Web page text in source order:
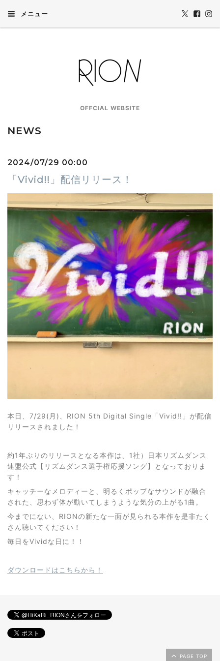
メニュー
OFFCIAL WEBSITE
NEWS
2024/07/29 00:00
「Vivid!!」配信リリース！
本日、7/29(月)、RION 5th Digital Single「Vivid!!」が配信
リリースされました！
約1年ぶりのリリースとなる本作は、1社）日本リズムダンス
連盟公式【リズムダンス選手権応援ソング】となっておりま
す！
キャッチーなメロディーと、明るくポップなサウンドが融合
された、思わず体が動いてしまうような気分の上がる1曲。
今までにない、RIONの新たな一面が見られる本作を是非たく
さん聴いてください！
毎日をVividな日に！！
ダウンロードはこちらから！
PAGE TOP